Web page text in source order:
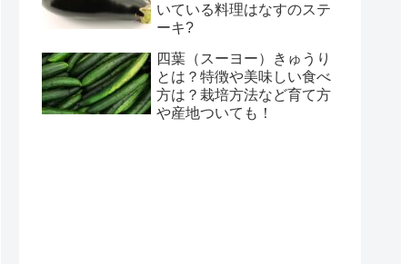
いている料理はなすのステ
ーキ?
四葉（スーヨー）きゅうり
とは？特徴や美味しい食べ
方は？栽培方法など育て方
や産地ついても！